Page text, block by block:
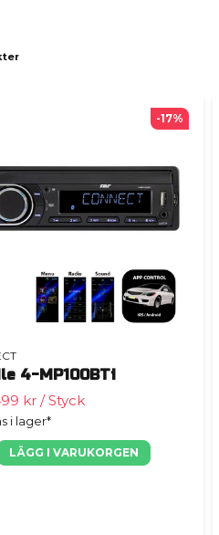
4-MP100BTi
kr / Styck
i lager*
LÄGG I VARUKORGEN
-17%